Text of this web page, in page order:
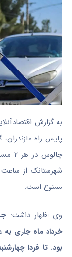
به گزارش
پلیس راه
ممنوع است.
وی اظهار داشت:
خرداد ماه جاری به
بود. تا فردا